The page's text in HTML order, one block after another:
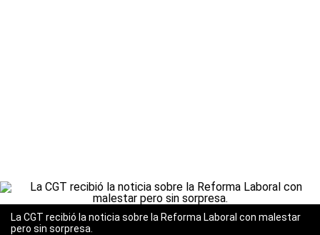
La CGT recibió la noticia sobre la Reforma Laboral con malestar
pero sin sorpresa.